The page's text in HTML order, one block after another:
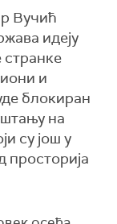
Вучић
идеју
и
блокиран
на
су још у
просторија